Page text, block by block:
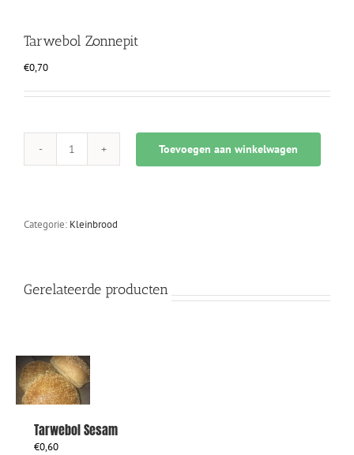
Tarwebol Zonnepit
€0,70
Tarwebol
Toevoegen aan winkelwagen
Categorie: Kleinbrood
Gerelateerde producten
Tarwebol Sesam
€0,60